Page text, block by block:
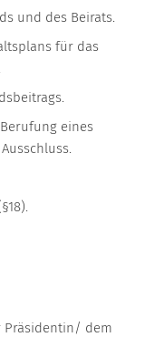
und des Beirats.
für das
eines
Präsidentin/ dem